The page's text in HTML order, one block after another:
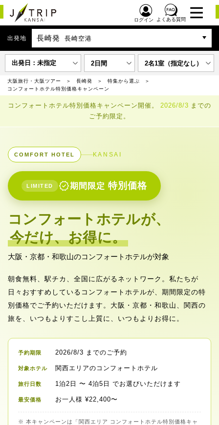
ログイン よくある質問
出発地 長崎発 長崎空港
出発日：未指定 2日間 2名1室（指定なし）
大阪旅行・大阪ツアー 長崎発
特集から選ぶ
コンフォートホテル特別価格キャンペーン
コンフォートホテル特別価格キャンペーン開催。 2026/8/3 までの
ご予約限定。
COMFORT HOTEL KANSAI
LIMITED verified期間限定 特別価格
コンフォートホテルが、
今だけ、お得に。
大阪・京都・和歌山のコンフォートホテルが対象
朝食無料、駅チカ、全国に広がるネットワーク。私たちが
日々おすすめしているコンフォートホテルが、期間限定の特
別価格でご予約いただけます。大阪・京都・和歌山、関西の
旅を、いつもよりすこし上質に、いつもよりお得に。
予約期限 2026/8/3 までのご予約
対象ホテル 関西エリアのコンフォートホテル
旅行日数 1泊2日 〜 4泊5日 でお選びいただけます
最安価格 お一人様 ¥22,400〜
※ 本キャンペーンは「関西エリア コンフォートホテル特別価格キャ